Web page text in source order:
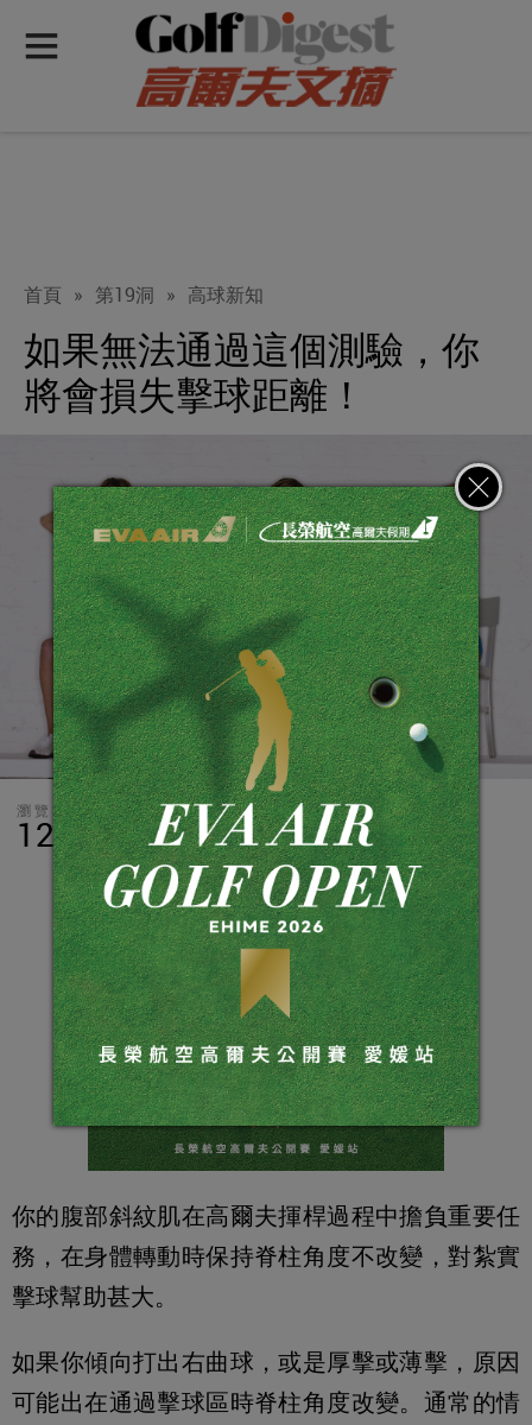
首頁 » 第19洞 » 高球新知
如果無法通過這個測驗，你
將會損失擊球距離！
瀏覽數
12,878 分享 LINE
你的腹部斜紋肌在高爾夫揮桿過程中擔負重要任
務，在身體轉動時保持脊柱角度不改變，對紮實
擊球幫助甚大。
如果你傾向打出右曲球，或是厚擊或薄擊，原因
可能出在通過擊球區時脊柱角度改變。通常的情